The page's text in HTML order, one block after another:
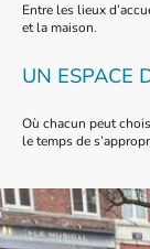
Entre les lieux
et la maison.
UN ESPACE
Où chacun peut
le temps de